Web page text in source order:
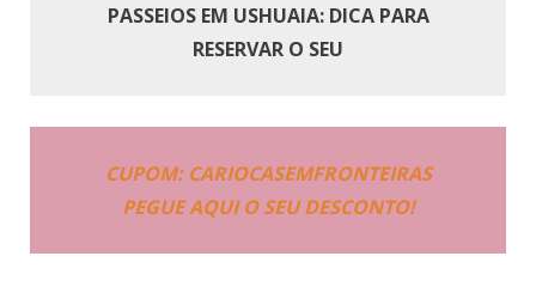
PASSEIOS EM USHUAIA: DICA PARA
RESERVAR O SEU
CUPOM: CARIOCASEMFRONTEIRAS
PEGUE AQUI O SEU DESCONTO!